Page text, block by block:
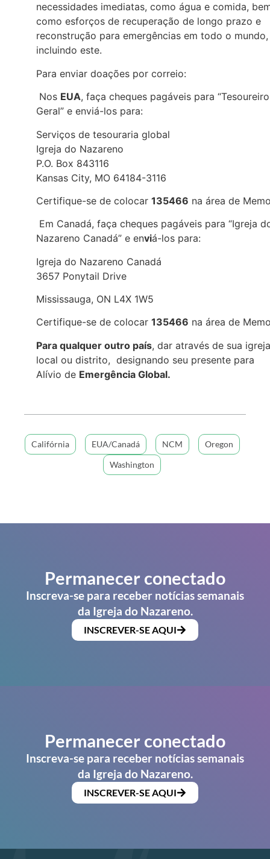
necessidades imediatas, como água e comida,
como esforços de recuperação de longo prazo e
reconstrução para emergências em todo o mundo,
incluindo este.
Para enviar doações por correio:
Nos EUA, faça cheques pagáveis para “Tesoureiro
Geral” e enviá-los para:
Serviços de tesouraria global
Igreja do Nazareno
P.O. Box 843116
Kansas City, MO 64184-3116
Certifique-se de colocar 135466 na área de
Em Canadá, faça cheques pagáveis para “Igreja
Nazareno Canadá” e enviá-los para:
Igreja do Nazareno Canadá
3657 Ponytail Drive
Mississauga, ON L4X 1W5
Certifique-se de colocar 135466 na área de
Para qualquer outro país, dar através de sua igreja
local ou distrito, designando seu presente para
Alívio de Emergência Global.
Califórnia EUA/Canadá NCM
Oregon
Washington
Permanecer conectado
Inscreva-se para receber notícias semanais
da Igreja do Nazareno.
INSCREVER-SE AQUI
Permanecer conectado
Inscreva-se para receber notícias semanais
da Igreja do Nazareno.
INSCREVER-SE AQUI